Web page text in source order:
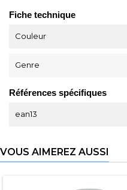
Fiche technique
Couleur
Genre
Références spécifiques
ean13
VOUS AIMEREZ AUSSI